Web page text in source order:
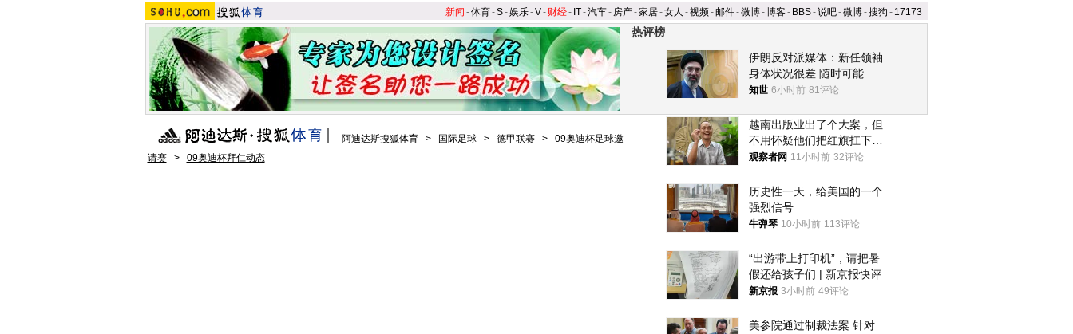
新闻 -体育-S-娱乐-V- 财经- IT-汽车- 房产-家居-女人 -视频-邮件-微博-博客- BBS-说吧-微博-搜狗 - 17173
热评榜
伊朗反对派媒体：新任领袖
身体状况很差 随时可能离
世
知世 6小时前 81评论
越南出版业出了个大案，但
不用怀疑他们把红旗扛下去
的决心
观察者网 11小时前 32评论
历史性一天，给美国的一个
强烈信号
牛弹琴 10小时前 113评论
“出游带上打印机”，请把暑
假还给孩子们 | 新京报快评
新京报 3小时前 49评论
美参院通过制裁法案 针对
阿迪达斯搜狐体育 > 国际足球 > 德甲联赛 >
09奥迪杯足球邀
请赛
> 09奥迪杯拜仁动态